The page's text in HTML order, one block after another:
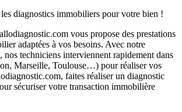
diagnostics immobiliers pour votre bien !
vous propose des prestations
adaptées à vos besoins. Avec notre
nos techniciens interviennent rapidement dans
Marseille, Toulouse…) pour réaliser vos
faites réaliser un diagnostic
sécuriser votre transaction immobilière